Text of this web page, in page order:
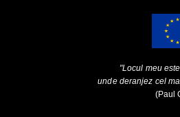
"Locul meu
unde deranjez cel
(Paul